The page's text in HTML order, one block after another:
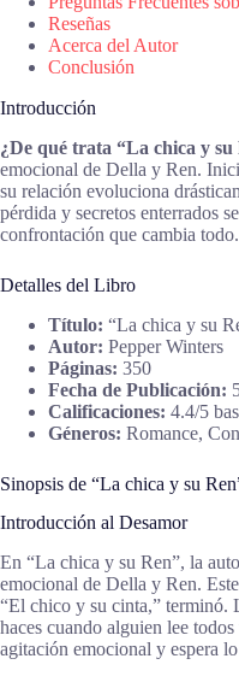
Reseñas
Acerca del Autor
Conclusión
Introducción
¿De qué trata “La chica y su
emocional de Della y Ren.
su relación evoluciona
pérdida y secretos enterrados
confrontación que cambia todo.
Detalles del Libro
Título: “La chica y su
Autor: Pepper Winters
Páginas: 350
Fecha de Publicación:
Calificaciones: 4.4/5
Géneros: Romance,
Sinopsis de “La chica y su
Introducción al Desamor
En “La chica y su Ren”, la
emocional de Della y Ren.
“El chico y su cinta,” terminó.
haces cuando alguien lee
agitación emocional y espera